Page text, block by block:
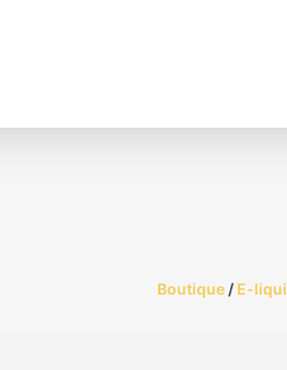
Boutique / E-